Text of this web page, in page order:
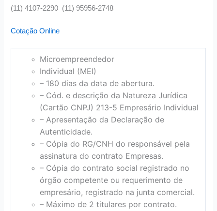
(11) 4107-2290 (11) 95956-2748
Cotação Online
Microempreendedor
Individual (MEI)
– 180 dias da data de abertura.
– Cód. e descrição da Natureza Jurídica
(Cartão CNPJ) 213-5 Empresário Individual
– Apresentação da Declaração de
Autenticidade.
– Cópia do RG/CNH do responsável pela
assinatura do contrato Empresas.
– Cópia do contrato social registrado no
órgão competente ou requerimento de
empresário, registrado na junta comercial.
– Máximo de 2 titulares por contrato.